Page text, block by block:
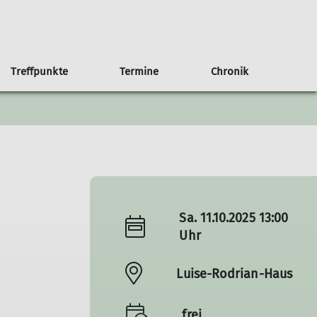
Anfahrt Der Rotenfels
Kalender Weitere Veranstaltungen
Treffpunkte Termine Chronik
Haus 75 Jahre Sektion Nahegau
Sa. 11.10.2025 13:00
Uhr
Luise-Rodrian-Haus